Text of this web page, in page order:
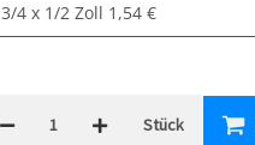
3/4 x 1/2 Zoll 1,54 €
Stück